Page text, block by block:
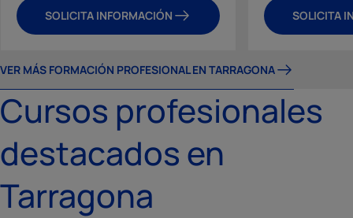
SOLICITA INFORMACIÓN
SOLICITA
VER MÁS FORMACIÓN PROFESIONAL EN TARRAGONA
Cursos profesionales
destacados en
Tarragona